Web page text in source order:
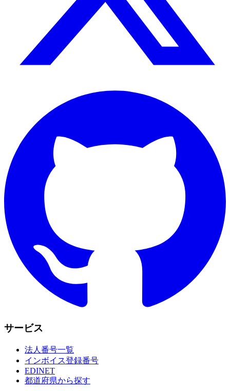
サービス
法人番号一覧
インボイス登録番号
EDINET
都道府県から探す